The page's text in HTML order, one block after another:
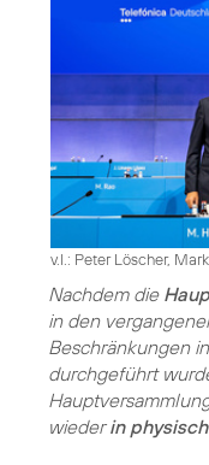
v.l.: Peter Löscher,
Nachdem die
in den
Beschränkungen
durchgeführt
wiederin